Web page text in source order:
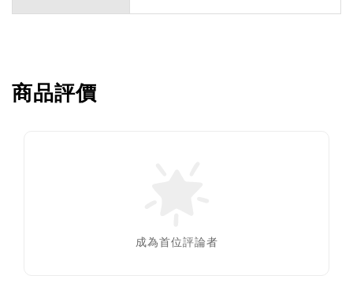
商品評價
成為首位評論者